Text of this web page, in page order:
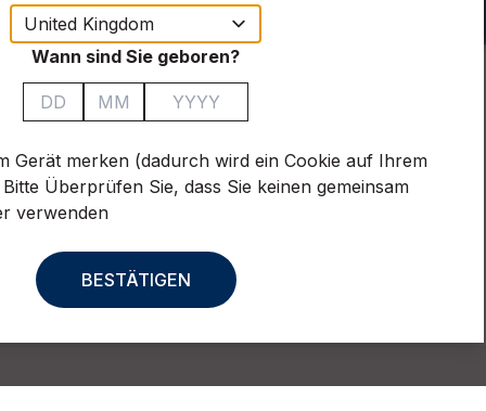
Wann sind Sie geboren?
Gerät merken (dadurch wird ein Cookie auf Ihrem
Überprüfen Sie, dass Sie keinen gemeinsam
verwenden
BESTÄTIGEN